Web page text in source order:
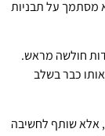
מסתמך על תבניות
חולשה מראש.
כבר בשלב
אלא שותף לחשיבה